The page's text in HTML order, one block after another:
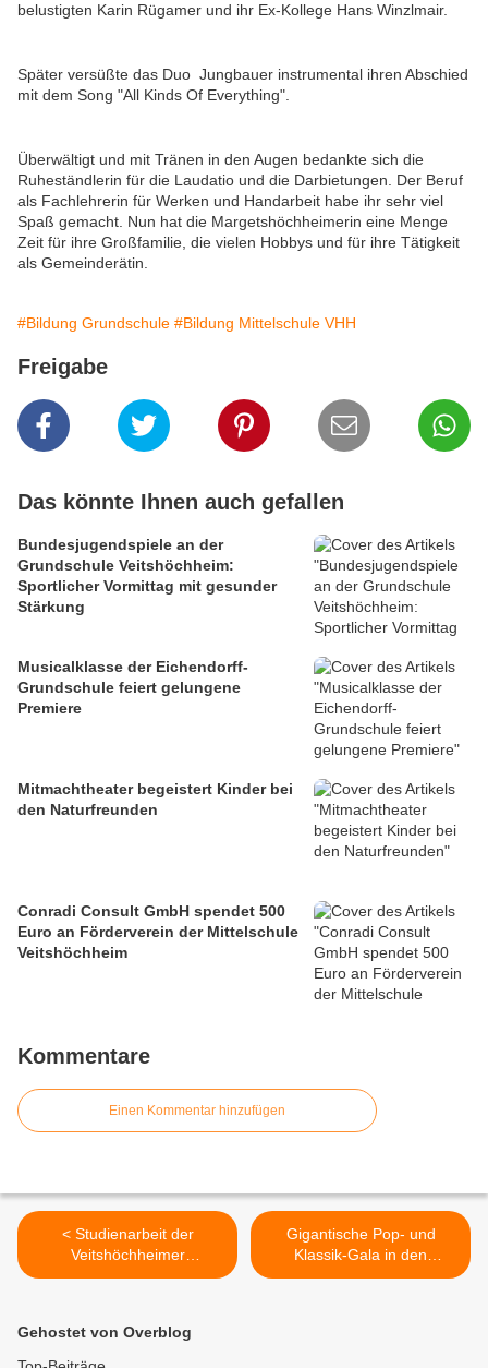
belustigten Karin Rügamer und ihr Ex-Kollege Hans Winzlmair.
Später versüßte das Duo Jungbauer instrumental ihren Abschied
mit dem Song "All Kinds Of Everything".
Überwältigt und mit Tränen in den Augen bedankte sich die
Ruheständlerin für die Laudatio und die Darbietungen. Der Beruf
als Fachlehrerin für Werken und Handarbeit habe ihr sehr viel
Spaß gemacht. Nun hat die Margetshöchheimerin eine Menge
Zeit für ihre Großfamilie, die vielen Hobbys und für ihre Tätigkeit
als Gemeinderätin.
#Bildung Grundschule #Bildung Mittelschule VHH
Freigabe
Das könnte Ihnen auch gefallen
Bundesjugendspiele an der
Grundschule Veitshöchheim:
Sportlicher Vormittag mit gesunder
Stärkung
Musicalklasse der Eichendorff-
Grundschule feiert gelungene
Premiere
Mitmachtheater begeistert Kinder bei
den Naturfreunden
Conradi Consult GmbH spendet 500
Euro an Förderverein der Mittelschule
Veitshöchheim
Kommentare
Einen Kommentar hinzufügen
< Studienarbeit der
Veitshöchheimer
Geschichtsforscherin Dr.
richteten auch in der
italienischen Partnerstadt
Gigantische Pop- und
Klassik-Gala in den
Mainfrankensälen erlöst
Gehostet von Overblog